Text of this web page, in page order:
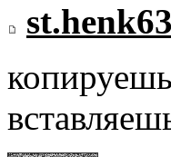
st.henk63